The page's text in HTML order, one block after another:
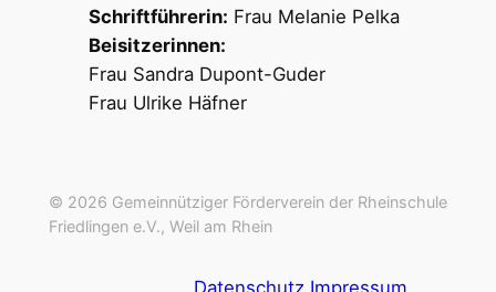
Schriftführerin: Frau Melanie Pelka
Beisitzerinnen:
Frau Sandra Dupont-Guder
Frau Ulrike Häfner
© 2026 Gemeinnütziger Förderverein der Rheinschule
Friedlingen e.V., Weil am Rhein